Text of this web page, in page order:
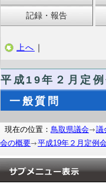
記録・報告
上へ ｜
平成19年２月定例
一般質問
現在の位置： 鳥取県議会 議
会の概要
平成19年２月定例